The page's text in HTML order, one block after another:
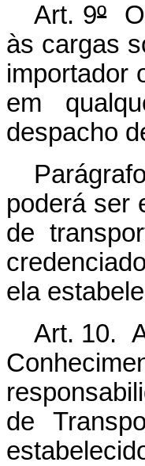
Art. 9ºO
às cargas
importador
em
despacho
poderá ser
de
ela
Art. 10.
de